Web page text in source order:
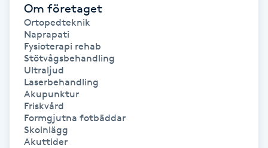
IPL hårborttagning
IR-massage
Japansk massage
Om företaget
Ortopedteknik
Naprapati
Fysioterapi rehab
Stötvågsbehandling
Ultraljud
Laserbehandling
Akupunktur
Friskvård
Formgjutna fotbäddar
Skoinlägg
Akuttider